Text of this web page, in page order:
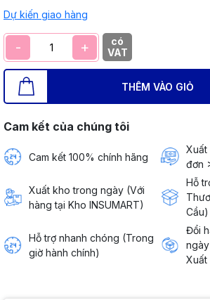
Dự kiến giao hàng
- +
có
VAT
THÊM VÀO GIỎ
Cam kết của chúng tôi
Cam kết 100% chính hãng
Xuất
đơn
Xuất kho trong ngày (Với
hàng tại Kho INSUMART)
Hỗ
Cầu)
Hỗ trợ nhanh chóng (Trong
giờ hành chính)
Đổi
Xuất